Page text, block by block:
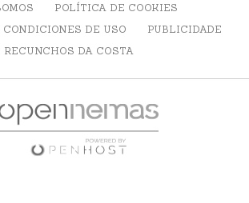
POLÍTICA DE COOKIES
DE USO
PUBLICIDADE
RECUNCHOS DA COSTA